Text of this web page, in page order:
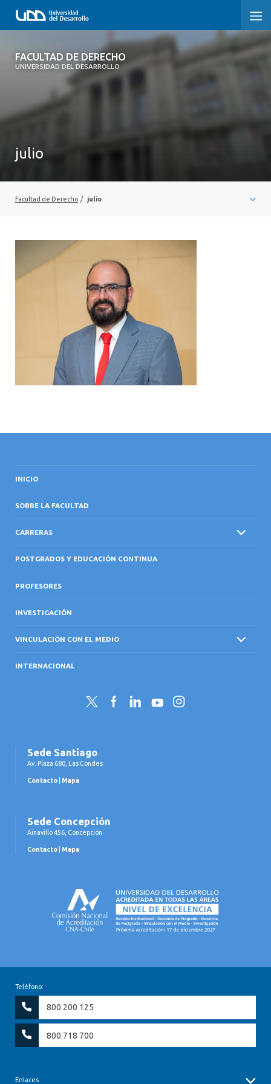
FACULTAD DE DERECHO
UNIVERSIDAD DEL DESARROLLO
FACULTAD DE DERECHO
SOBRE LA FACULTAD
VINCULACIÓN CON EL MEDIO
INTERNACIONAL
julio
Facultad de Derecho / julio
INICIO
SOBRE LA FACULTAD
CARRERAS
POSTGRADOS Y EDUCACIÓN CONTINUA
PROFESORES
INVESTIGACIÓN
VINCULACIÓN CON EL MEDIO
INTERNACIONAL
Twitter FacebookLinkedInYouTubeInstagram
Sede Santiago
Av. Plaza 680, Las Condes
Contacto Mapa
Sede Concepción
Ainavillo 456, Concepción
Contacto Mapa
Teléfono:
800 200 125
800 718 700
Enlaces